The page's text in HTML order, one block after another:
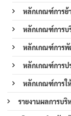
หลักเกณฑ์การย้
หลักเกณฑ์การบ
หลักเกณฑ์การ
หลักเกณฑ์การป
หลักเกณฑ์การใ
รายงานผลการบ